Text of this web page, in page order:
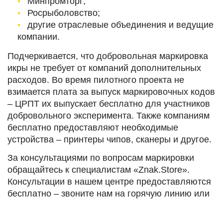
Росрыболовство;
другие отраслевые объединения и ведущие
компании.
Подчеркивается, что добровольная маркировка
икры не требует от компаний дополнительных
расходов. Во время пилотного проекта не
взимается плата за выпуск маркировочных кодов
– ЦРПТ их выпускает бесплатно для участников
добровольного эксперимента. Также компаниям
бесплатно предоставляют необходимые
устройства – принтеры чипов, сканеры и другое.
За консультациями по вопросам маркировки
обращайтесь к специалистам «Znak.Store».
Консультации в нашем центре предоставляются
бесплатно – звоните нам на горячую линию или